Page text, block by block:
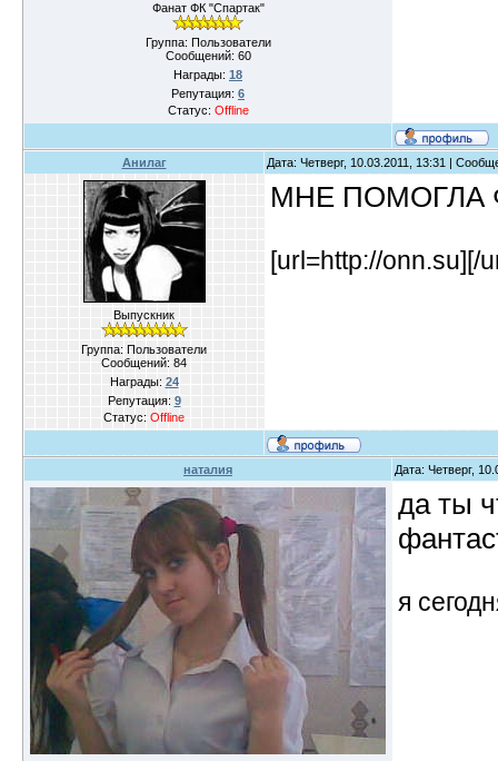
Фанат ФК "Спартак"
Группа: Пользователи
Сообщений: 60
Награды: 18
Репутация: 6
Статус: Offline
Анилаг Дата: Четверг, 10.03.2011, 13:31 |
Выпускник
Группа: Пользователи
Сообщений: 84
Награды: 24
Репутация: 9
Статус: Offline
МНЕ ПОМОГЛА
[url=http://onn.su][/
наталия Дата: Четверг,
да ты
я